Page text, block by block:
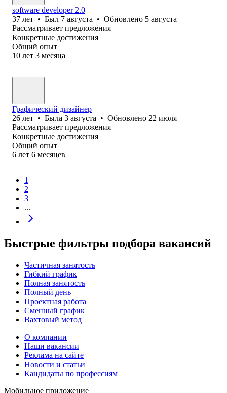
software developer 2.0
37 лет • Был 7 августа • Обновлено 5 августа
Рассматривает предложения
Конкретные достижения
Общий опыт
10 лет 3 месяца
Графический дизайнер
26 лет • Была 3 августа • Обновлено 22 июля
Рассматривает предложения
Конкретные достижения
Общий опыт
6 лет 6 месяцев
1
2
3
...
Быстрые фильтры подбора вакансий
Частичная занятость
Гибкий график
Полная занятость
Полный день
Проектная работа
Сменный график
Вахтовый метод
О компании
Наши вакансии
Реклама на сайте
Новости и статьи
Кандидаты по профессиям
Мобильное приложение